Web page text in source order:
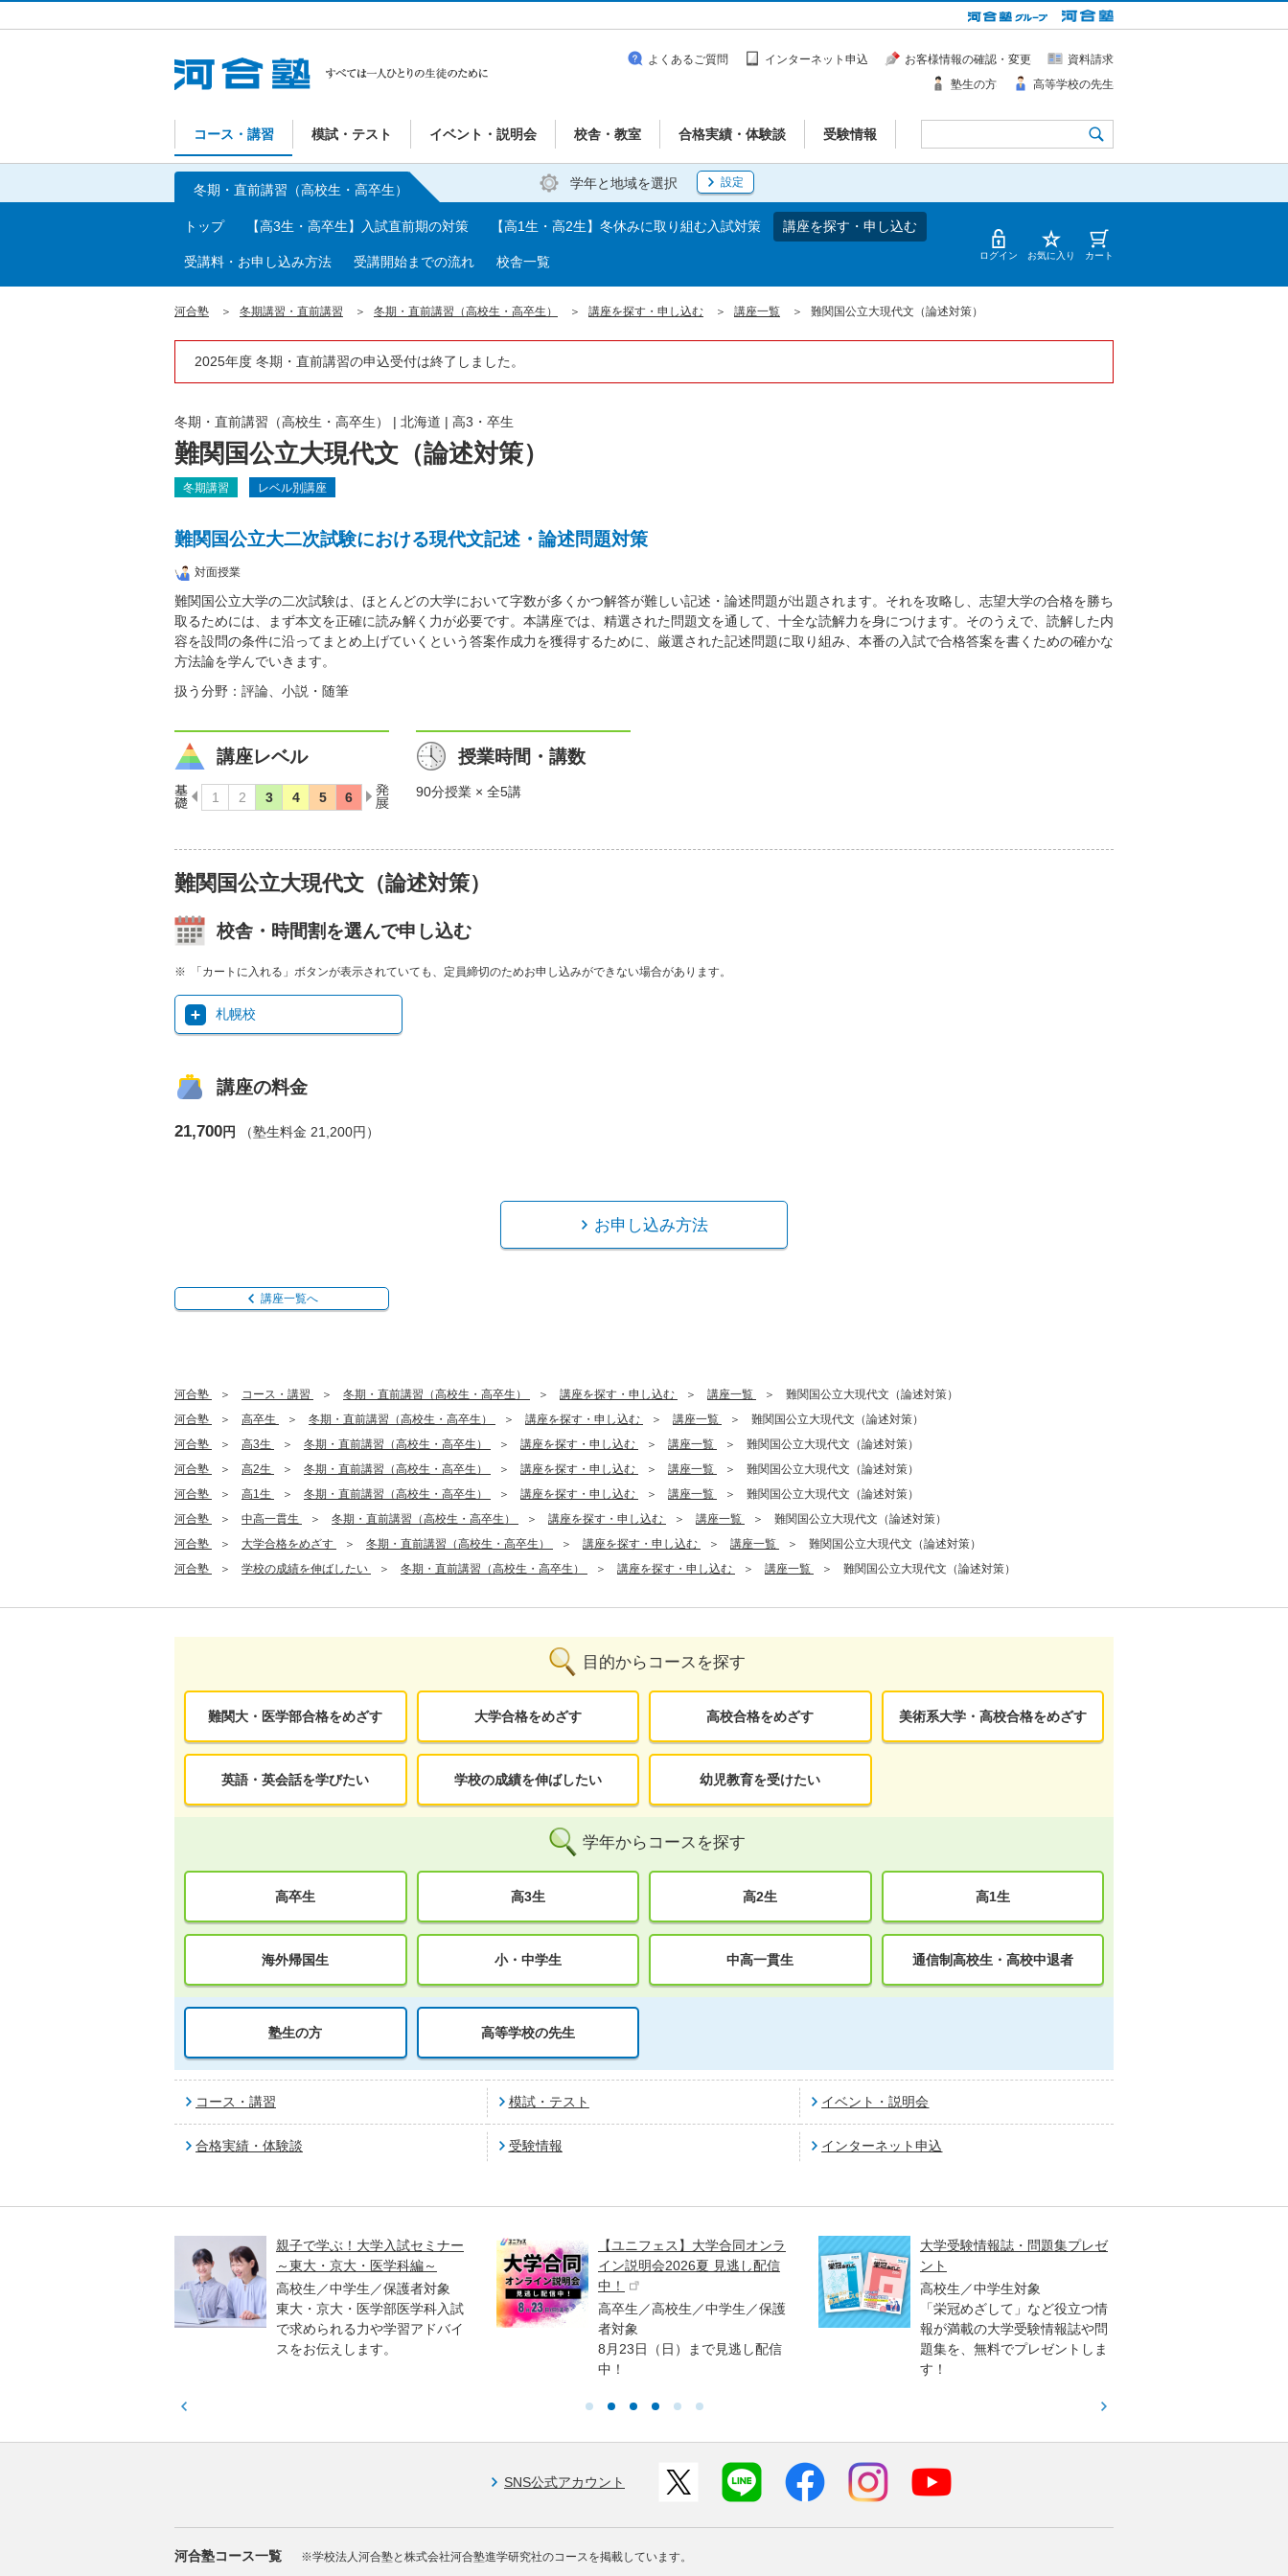
コース・講習 模試・テスト イベント・説明会 校舎・教室 合格実績・体験談 受験情報
よくあるご質問 インターネット申込 お客様情報の確認・変更
資料請求
塾生の方
高等学校の先生
学年と地域を選択 設定
冬期・直前講習（高校生・高卒生）
トップ 【高3生・高卒生】入試直前期の対策 【高1生・高2生】冬休みに取り組む入試対策 講座を探す・申し込む
受講料・お申し込み方法 受講開始までの流れ 校舎一覧 ログイン お気に入り カート
河合塾 冬期講習・直前講習 冬期・直前講習（高校生・高卒生） 講座を探す・申し込む 講座一覧 難関国公立大現代文（論述対策）
2025年度 冬期・直前講習の申込受付は終了しました。
難関国公立大現代文（論述対策）
冬期・直前講習（高校生・高卒生） | 北海道 | 高3・卒生
冬期講習 レベル別講座
難関国公立大二次試験における現代文記述・論述問題対策
対面授業
難関国公立大学の二次試験は、ほとんどの大学において字数が多くかつ解答が難しい記述・論述問題が出題されます。それを攻略し、志望大学の合格を勝ち
取るためには、まず本文を正確に読み解く力が必要です。本講座では、精選された問題文を通して、十全な読解力を身につけます。そのうえで、読解した内
容を設問の条件に沿ってまとめ上げていくという答案作成力を獲得するために、厳選された記述問題に取り組み、本番の入試で合格答案を書くための確かな
方法論を学んでいきます。
扱う分野：評論、小説・随筆
講座レベル 授業時間・講数
90分授業 × 全5講
難関国公立大現代文（論述対策）
校舎・時間割を選んで申し込む
「カートに入れる」ボタンが表示されていても、定員締切のためお申し込みができない場合があります。
札幌校
講座の料金
21,700円 （塾生料金 21,200円）
お申し込み方法
講座一覧へ
河合塾 コース・講習 冬期・直前講習（高校生・高卒生） 講座を探す・申し込む 講座一覧
難関国公立大現代文（論述対策）
河合塾
高卒生 冬期・直前講習（高校生・高卒生） 講座を探す・申し込む 講座一覧
難関国公立大現代文（論述対策）
河合塾
高3生 冬期・直前講習（高校生・高卒生） 講座を探す・申し込む 講座一覧
難関国公立大現代文（論述対策）
河合塾
高2生 冬期・直前講習（高校生・高卒生） 講座を探す・申し込む 講座一覧
難関国公立大現代文（論述対策）
河合塾
高1生 冬期・直前講習（高校生・高卒生） 講座を探す・申し込む 講座一覧
難関国公立大現代文（論述対策）
河合塾
中高一貫生 冬期・直前講習（高校生・高卒生） 講座を探す・申し込む 講座一覧
難関国公立大現代文（論述対策）
河合塾
大学合格をめざす 冬期・直前講習（高校生・高卒生） 講座を探す・申し込む 講座一覧
難関国公立大現代文（論述対策）
河合塾
学校の成績を伸ばしたい 冬期・直前講習（高校生・高卒生） 講座を探す・申し込む 講座一覧 難関国公立大現代文（論述対策）
目的からコースを探す
難関大・医学部合格をめざす 大学合格をめざす 高校合格をめざす 美術系大学・高校合格をめざす
英語・英会話を学びたい 学校の成績を伸ばしたい 幼児教育を受けたい
学年からコースを探す
高卒生 高3生 高2生 高1生
海外帰国生 小・中学生 中高一貫生 通信制高校生・高校中退者
塾生の方 高等学校の先生
コース・講習 模試・テスト イベント・説明会
合格実績・体験談 受験情報 インターネット申込
親子で学ぶ！大学入試セミナー
～東大・京大・医学科編～
高校生／中学生／保護者対象
東大・京大・医学部医学科入試
で求められる力や学習アドバイ
スをお伝えします。
【ユニフェス】大学合同オンラ
イン説明会2026夏 見逃し配信
中！
高卒生／高校生／中学生／保護
者対象
8月23日（日）まで見逃し配信
中！
大学受験情報誌・問題集プレゼ
ント
高校生／中学生対象
「栄冠めざして」など役立つ情
報が満載の大学受験情報誌や問
題集を、無料でプレゼントしま
す！
SNS公式アカウント
河合塾コース一覧 ※学校法人河合塾と株式会社河合塾進学研究社のコースを掲載しています。